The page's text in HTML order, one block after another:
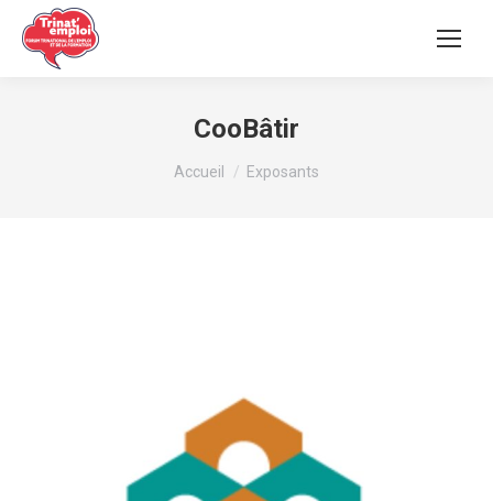
CooBâtir
Vous êtes ici :
Accueil Exposants